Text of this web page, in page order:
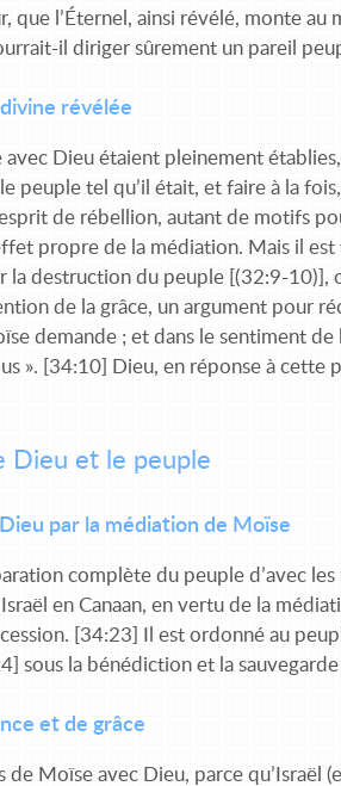
l’Éternel, ainsi révélé, monte au
il diriger sûrement un pareil
révélée
Dieu étaient pleinement
peuple tel qu’il était, et faire à la
de rébellion, autant de motifs
propre de la médiation. Mais il
destruction du peuple [(32:9-10)],
de la grâce, un argument pour
demande ; et dans le sentiment
». [34:10] Dieu, en réponse à cette
Dieu et le peuple
par la médiation de Moïse
complète du peuple d’avec
en Canaan, en vertu de la
[34:23] Il est ordonné au
sous la bénédiction et la sauvegarde
et de grâce
Moïse avec Dieu, parce qu’Israël